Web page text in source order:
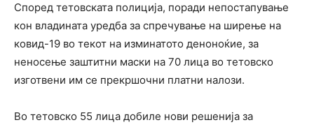
Според тетовската полиција, поради непостапување
кон владината уредба за спречување на ширење на
ковид-19 во текот на изминатото деноноќие, за
неносење заштитни маски на 70 лица во тетовско
изготвени им се прекршочни платни налози.
Во тетовско 55 лица добиле нови решенија за